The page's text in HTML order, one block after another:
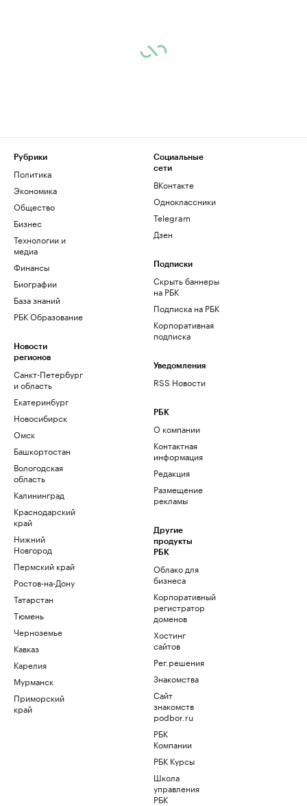
Рубрики
Политика
Экономика
Общество
Бизнес
Технологии и
медиа
Финансы
Биографии
База знаний
РБК Образование
Новости
регионов
Санкт-Петербург
и область
Екатеринбург
Новосибирск
Омск
Башкортостан
Вологодская
область
Калининград
Краснодарский
край
Нижний
Новгород
Пермский край
Ростов-на-Дону
Татарстан
Тюмень
Черноземье
Кавказ
Карелия
Мурманск
Приморский
край
Социальные
сети
ВКонтакте
Одноклассники
Telegram
Дзен
Подписки
Скрыть баннеры
на РБК
Подписка на РБК
Корпоративная
подписка
Уведомления
RSS Новости
РБК
О компании
Контактная
информация
Редакция
Размещение
рекламы
Другие
продукты
РБК
Облако для
бизнеса
Корпоративный
регистратор
доменов
Хостинг
сайтов
Рег.решения
Знакомства
Сайт
знакомств
podbor.ru
РБК
Компании
РБК Курсы
Школа
управления
РБК